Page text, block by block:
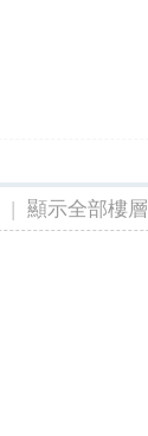
| 顯示全部樓層